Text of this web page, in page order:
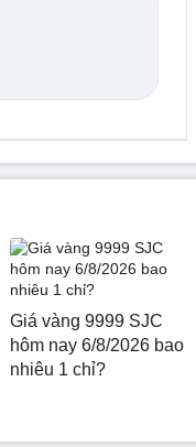
Giá vàng 9999 SJC
hôm nay 6/8/2026 bao
nhiêu 1 chỉ?